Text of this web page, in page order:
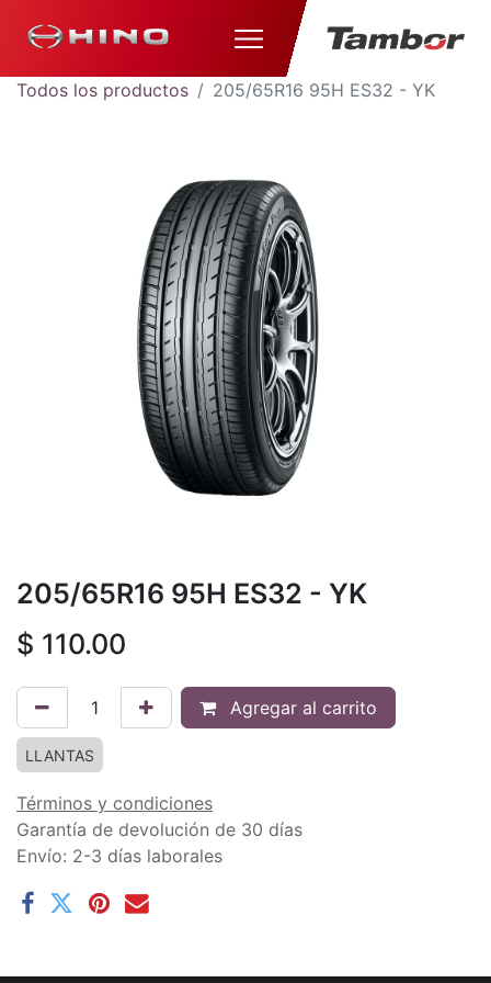
Todos los productos 205/65R16 95H ES32 - YK
205/65R16 95H ES32 - YK
$ 110.00
Agregar al carrito
LLANTAS
Términos y condiciones
Garantía de devolución de 30 días
Envío: 2-3 días laborales